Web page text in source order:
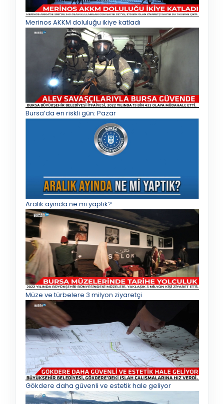
Merinos AKKM doluluğu ikiye katladı
Bursa’da en riskli gün: Pazar
Aralık ayında ne mi yaptık?
Müze ve türbelere 3 milyon ziyaretçi
Gökdere daha güvenli ve estetik hale geliyor